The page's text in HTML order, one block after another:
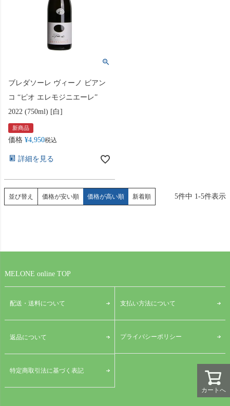
ブレダソーレ ヴィーノ ビアン
コ “ピオ エレモジニエーレ”
2022 (750ml) [白]
新商品
価格 ¥4,950税込
詳細を見る
並び替え 価格が安い順 価格が高い順 新着順 5件中 1-5件表示
カートへ
MELONE online TOP
配送・送料について 支払い方法について
返品について プライバシーポリシー
特定商取引法に基づく表記